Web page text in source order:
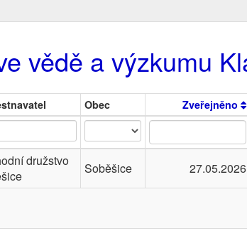
vědě a výzkumu
Obec Zveřejněno
družstvo
Soběšice 27.05.2026